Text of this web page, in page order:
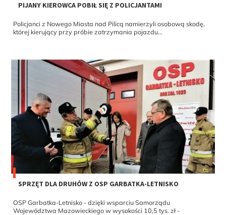
PIJANY KIEROWCA POBIŁ SIĘ Z POLICJANTAMI
Policjanci z Nowego Miasta nad Pilicą namierzyli osobową skodę,
której kierujący przy próbie zatrzymania pojazdu...
SPRZĘT DLA DRUHÓW Z OSP GARBATKA-LETNISKO
OSP Garbatka-Letnisko - dzięki wsparciu Samorządu
Województwa Mazowieckiego w wysokości 10,5 tys. zł -